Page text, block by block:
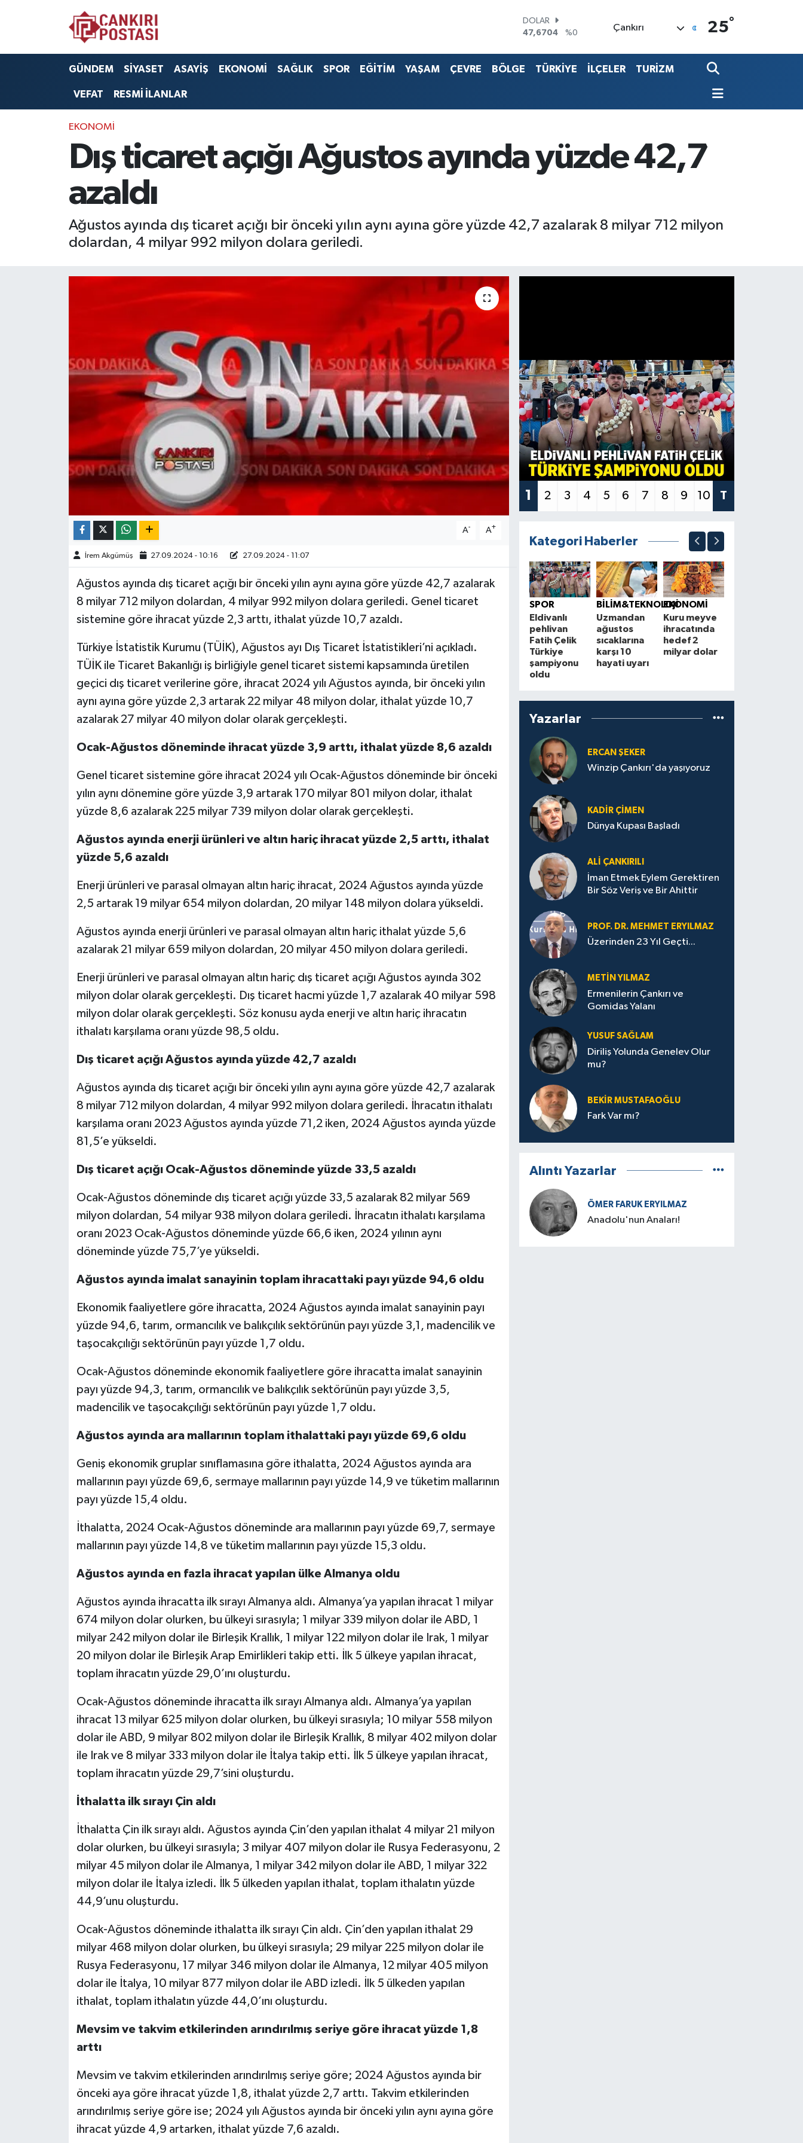
DOLAR
47,6704
%0
STERLİN
64.643,95
%0.16
Çankırı 25°
GÜNDEM SİYASET ASAYİŞ EKONOMİ SAĞLIK SPOR EĞİTİM YAŞAM ÇEVRE BÖLGE TÜRKİYE İLÇELER TURİZM
VEFAT RESMİ İLANLAR
EKONOMİ
Dış ticaret açığı Ağustos ayında yüzde 42,7
azaldı
Ağustos ayında dış ticaret açığı bir önceki yılın aynı ayına göre yüzde 42,7 azalarak 8 milyar 712 milyon
dolardan, 4 milyar 992 milyon dolara geriledi.
A- A+
İrem Akgümüş 27.09.2024 - 10:16 27.09.2024 - 11:07
Ağustos ayında dış ticaret açığı bir önceki yılın aynı ayına göre yüzde 42,7 azalarak
8 milyar 712 milyon dolardan, 4 milyar 992 milyon dolara geriledi. Genel ticaret
sistemine göre ihracat yüzde 2,3 arttı, ithalat yüzde 10,7 azaldı.
Türkiye İstatistik Kurumu (TÜİK), Ağustos ayı Dış Ticaret İstatistikleri’ni açıkladı.
TÜİK ile Ticaret Bakanlığı iş birliğiyle genel ticaret sistemi kapsamında üretilen
geçici dış ticaret verilerine göre, ihracat 2024 yılı Ağustos ayında, bir önceki yılın
aynı ayına göre yüzde 2,3 artarak 22 milyar 48 milyon dolar, ithalat yüzde 10,7
azalarak 27 milyar 40 milyon dolar olarak gerçekleşti.
Ocak-Ağustos döneminde ihracat yüzde 3,9 arttı, ithalat yüzde 8,6 azaldı
Genel ticaret sistemine göre ihracat 2024 yılı Ocak-Ağustos döneminde bir önceki
yılın aynı dönemine göre yüzde 3,9 artarak 170 milyar 801 milyon dolar, ithalat
yüzde 8,6 azalarak 225 milyar 739 milyon dolar olarak gerçekleşti.
Ağustos ayında enerji ürünleri ve altın hariç ihracat yüzde 2,5 arttı, ithalat
yüzde 5,6 azaldı
Enerji ürünleri ve parasal olmayan altın hariç ihracat, 2024 Ağustos ayında yüzde
2,5 artarak 19 milyar 654 milyon dolardan, 20 milyar 148 milyon dolara yükseldi.
Ağustos ayında enerji ürünleri ve parasal olmayan altın hariç ithalat yüzde 5,6
azalarak 21 milyar 659 milyon dolardan, 20 milyar 450 milyon dolara geriledi.
Enerji ürünleri ve parasal olmayan altın hariç dış ticaret açığı Ağustos ayında 302
milyon dolar olarak gerçekleşti. Dış ticaret hacmi yüzde 1,7 azalarak 40 milyar 598
milyon dolar olarak gerçekleşti. Söz konusu ayda enerji ve altın hariç ihracatın
ithalatı karşılama oranı yüzde 98,5 oldu.
Dış ticaret açığı Ağustos ayında yüzde 42,7 azaldı
Ağustos ayında dış ticaret açığı bir önceki yılın aynı ayına göre yüzde 42,7 azalarak
8 milyar 712 milyon dolardan, 4 milyar 992 milyon dolara geriledi. İhracatın ithalatı
karşılama oranı 2023 Ağustos ayında yüzde 71,2 iken, 2024 Ağustos ayında yüzde
81,5’e yükseldi.
Dış ticaret açığı Ocak-Ağustos döneminde yüzde 33,5 azaldı
Ocak-Ağustos döneminde dış ticaret açığı yüzde 33,5 azalarak 82 milyar 569
milyon dolardan, 54 milyar 938 milyon dolara geriledi. İhracatın ithalatı karşılama
oranı 2023 Ocak-Ağustos döneminde yüzde 66,6 iken, 2024 yılının aynı
döneminde yüzde 75,7’ye yükseldi.
Ağustos ayında imalat sanayinin toplam ihracattaki payı yüzde 94,6 oldu
Ekonomik faaliyetlere göre ihracatta, 2024 Ağustos ayında imalat sanayinin payı
yüzde 94,6, tarım, ormancılık ve balıkçılık sektörünün payı yüzde 3,1, madencilik ve
taşocakçılığı sektörünün payı yüzde 1,7 oldu.
Ocak-Ağustos döneminde ekonomik faaliyetlere göre ihracatta imalat sanayinin
payı yüzde 94,3, tarım, ormancılık ve balıkçılık sektörünün payı yüzde 3,5,
madencilik ve taşocakçılığı sektörünün payı yüzde 1,7 oldu.
Ağustos ayında ara mallarının toplam ithalattaki payı yüzde 69,6 oldu
Geniş ekonomik gruplar sınıflamasına göre ithalatta, 2024 Ağustos ayında ara
mallarının payı yüzde 69,6, sermaye mallarının payı yüzde 14,9 ve tüketim mallarının
payı yüzde 15,4 oldu.
İthalatta, 2024 Ocak-Ağustos döneminde ara mallarının payı yüzde 69,7, sermaye
mallarının payı yüzde 14,8 ve tüketim mallarının payı yüzde 15,3 oldu.
Ağustos ayında en fazla ihracat yapılan ülke Almanya oldu
Ağustos ayında ihracatta ilk sırayı Almanya aldı. Almanya’ya yapılan ihracat 1 milyar
674 milyon dolar olurken, bu ülkeyi sırasıyla; 1 milyar 339 milyon dolar ile ABD, 1
milyar 242 milyon dolar ile Birleşik Krallık, 1 milyar 122 milyon dolar ile Irak, 1 milyar
20 milyon dolar ile Birleşik Arap Emirlikleri takip etti. İlk 5 ülkeye yapılan ihracat,
toplam ihracatın yüzde 29,0’ını oluşturdu.
Ocak-Ağustos döneminde ihracatta ilk sırayı Almanya aldı. Almanya’ya yapılan
ihracat 13 milyar 625 milyon dolar olurken, bu ülkeyi sırasıyla; 10 milyar 558 milyon
dolar ile ABD, 9 milyar 802 milyon dolar ile Birleşik Krallık, 8 milyar 402 milyon dolar
ile Irak ve 8 milyar 333 milyon dolar ile İtalya takip etti. İlk 5 ülkeye yapılan ihracat,
toplam ihracatın yüzde 29,7’sini oluşturdu.
İthalatta ilk sırayı Çin aldı
İthalatta Çin ilk sırayı aldı. Ağustos ayında Çin’den yapılan ithalat 4 milyar 21 milyon
dolar olurken, bu ülkeyi sırasıyla; 3 milyar 407 milyon dolar ile Rusya Federasyonu, 2
milyar 45 milyon dolar ile Almanya, 1 milyar 342 milyon dolar ile ABD, 1 milyar 322
milyon dolar ile İtalya izledi. İlk 5 ülkeden yapılan ithalat, toplam ithalatın yüzde
44,9’unu oluşturdu.
Ocak-Ağustos döneminde ithalatta ilk sırayı Çin aldı. Çin’den yapılan ithalat 29
milyar 468 milyon dolar olurken, bu ülkeyi sırasıyla; 29 milyar 225 milyon dolar ile
Rusya Federasyonu, 17 milyar 346 milyon dolar ile Almanya, 12 milyar 405 milyon
dolar ile İtalya, 10 milyar 877 milyon dolar ile ABD izledi. İlk 5 ülkeden yapılan
ithalat, toplam ithalatın yüzde 44,0’ını oluşturdu.
Mevsim ve takvim etkilerinden arındırılmış seriye göre ihracat yüzde 1,8
arttı
Mevsim ve takvim etkilerinden arındırılmış seriye göre; 2024 Ağustos ayında bir
önceki aya göre ihracat yüzde 1,8, ithalat yüzde 2,7 arttı. Takvim etkilerinden
arındırılmış seriye göre ise; 2024 yılı Ağustos ayında bir önceki yılın aynı ayına göre
ihracat yüzde 4,9 artarken, ithalat yüzde 7,6 azaldı.
1 2 3 4 5 6 7 8 9 10 T
Kategori Haberler
SPOR
Eldivanlı
pehlivan
Fatih Çelik
Türkiye
şampiyonu
oldu
BİLİM&TEKNOLOJİ
Uzmandan
ağustos
sıcaklarına
karşı 10
hayati uyarı
EKONOMİ
Kuru meyve
ihracatında
hedef 2
milyar dolar
Yazarlar
ERCAN ŞEKER
Winzip Çankırı'da yaşıyoruz
KADIR ÇIMEN
Dünya Kupası Başladı
ALI ÇANKIRILI
İman Etmek Eylem Gerektiren
Bir Söz Veriş ve Bir Ahittir
PROF. DR. MEHMET ERYILMAZ
Üzerinden 23 Yıl Geçti...
METIN YILMAZ
Ermenilerin Çankırı ve
Gomidas Yalanı
YUSUF SAĞLAM
Diriliş Yolunda Genelev Olur
mu?
BEKIR MUSTAFAOĞLU
Fark Var mı?
Alıntı Yazarlar
ÖMER FARUK ERYILMAZ
Anadolu'nun Anaları!
SİYASET
EĞİTİM
Nöbetçi Eczaneler
Hava Durumu
Süper Lig Puan Durumu ve Fikstür
Tüm Manşetler
Son Dakika Haberleri